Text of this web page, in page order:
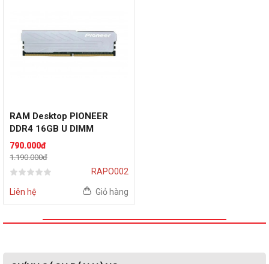
RAM Desktop PIONEER
DDR4 16GB U DIMM
(1x16GB | 2666MHz |
DDR4)
790.000đ
1.190.000đ
RAPO002
Liên hệ Giỏ hàng